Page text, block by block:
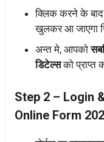
क्लिक करने के
खुलकर आ जाएगा
अन्त मे, आपको
डिटेल्सको प्राप्त
Step 2 – Login
Online Form